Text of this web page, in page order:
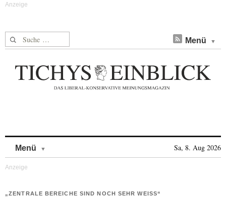
Suche nach: Menü
Menü Sa, 8. Aug 2026
„ZENTRALE BEREICHE SIND NOCH SEHR WEISS“